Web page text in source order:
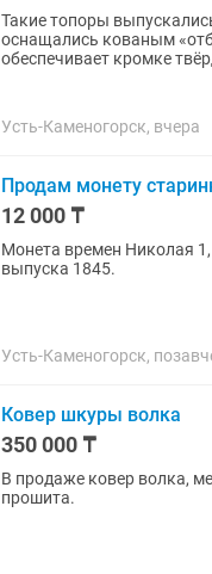
Такие топоры
оснащались кованым
обеспечивает кромке
Усть-Каменогорск, вчера
Продам монету
12 000 ₸
Монета времен Николая
выпуска 1845.
Усть-Каменогорск,
Ковер шкуры волка
350 000 ₸
В продаже ковер волка,
прошита.